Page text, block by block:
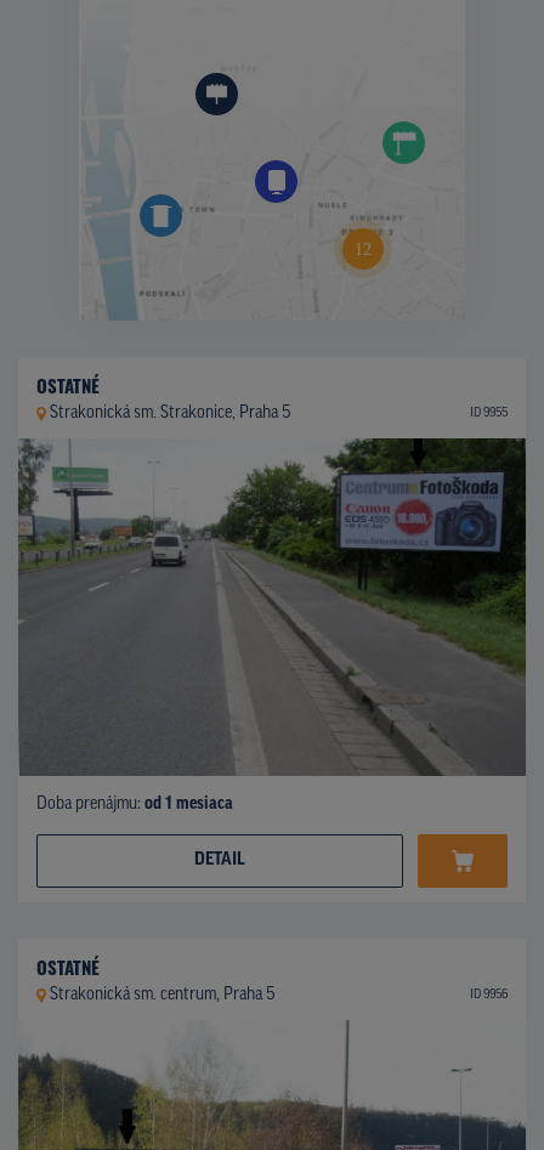
OSTATNÉ
Strakonická sm. Strakonice, Praha 5 ID 9955
Doba prenájmu: od 1 mesiaca
DETAIL
OSTATNÉ
Strakonická sm. centrum, Praha 5 ID 9956